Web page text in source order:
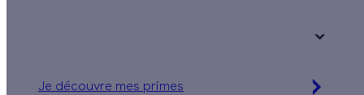
Je découvre mes primes